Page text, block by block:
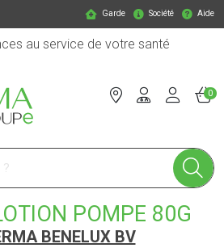
Garde Société Aide
au service de votre santé
en ligne à votre service
0
POMPE 80G
BENELUX BV